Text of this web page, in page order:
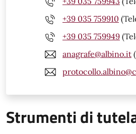
+39 035 759910
+39 035 759949
anagrafe@albino.it
Strumenti di